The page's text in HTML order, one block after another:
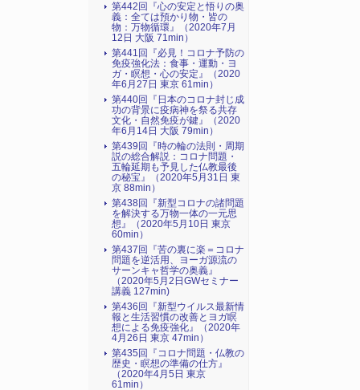
第442回『心の安定と悟りの奥
義：全ては預かり物・皆の
物：万物循環』（2020年7月
12日 大阪 71min）
第441回『必見！コロナ予防の
免疫強化法：食事・運動・ヨ
ガ・瞑想・心の安定』（2020
年6月27日 東京 61min）
第440回『日本のコロナ封じ成
功の背景に疫病神を祭る共存
文化・自然免疫が鍵』（2020
年6月14日 大阪 79min）
第439回『時の輪の法則・周期
説の総合解説：コロナ問題・
五輪延期も予見した仏教最後
の秘宝』（2020年5月31日 東
京 88min）
第438回『新型コロナの諸問題
を解決する万物一体の一元思
想』（2020年5月10日 東京
60min）
第437回『苦の裏に楽＝コロナ
問題を逆活用、ヨーガ源流の
サーンキャ哲学の奥義』
（2020年5月2日GWセミナー
講義 127min)
第436回『新型ウイルス最新情
報と生活習慣の改善とヨガ瞑
想による免疫強化』（2020年
4月26日 東京 47min）
第435回『コロナ問題・仏教の
歴史・瞑想の準備の仕方』
（2020年4月5日 東京
61min）